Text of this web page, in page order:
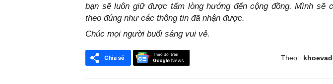
bạn sẽ luôn giữ được tấm lòng hướng đến cộng đồng. Mình sẽ
theo đúng như các thông tin đã nhận được.
Chúc mọi người buổi sáng vui vẻ.
Theo: